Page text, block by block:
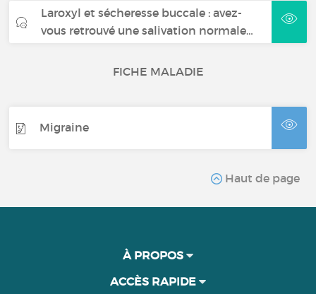
Laroxyl et sécheresse buccale : avez-
vous retrouvé une salivation normale…
FICHE MALADIE
Migraine
Haut de page
À PROPOS
ACCÈS RAPIDE